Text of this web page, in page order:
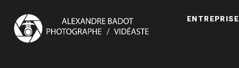
ENTREPRISE